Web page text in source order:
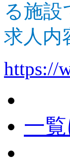
る施設
求人内
https://
一